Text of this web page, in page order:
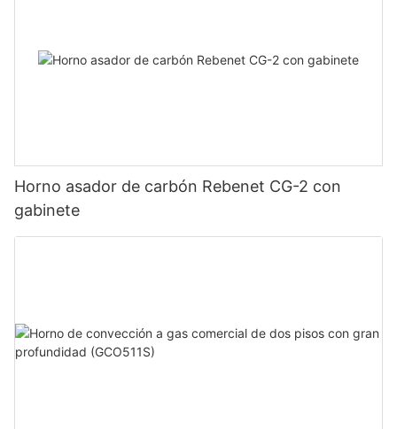
Horno asador de carbón Rebenet CG-2 con
gabinete